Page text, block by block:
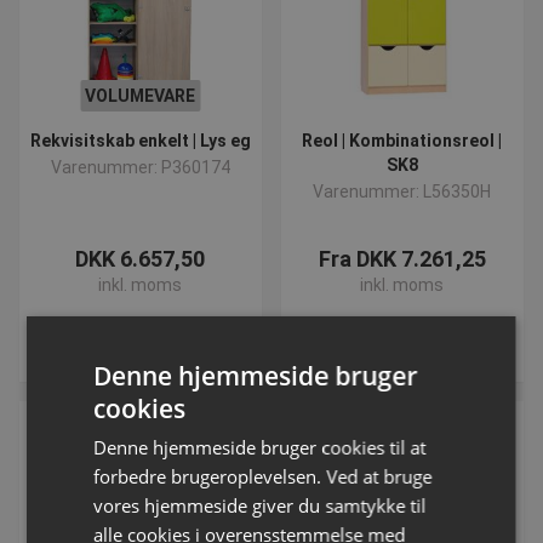
VOLUMEVARE
Rekvisitskab enkelt | Lys eg
Varenummer: P360174
DKK 6.657,50
inkl. moms
Reol | Kombinationsreol |
SK8
Varenummer: L56350H
Fra DKK 7.261,25
inkl. moms
Denne hjemmeside bruger
cookies
Denne hjemmeside bruger cookies til at
forbedre brugeroplevelsen. Ved at bruge
vores hjemmeside giver du samtykke til
alle cookies i overensstemmelse med